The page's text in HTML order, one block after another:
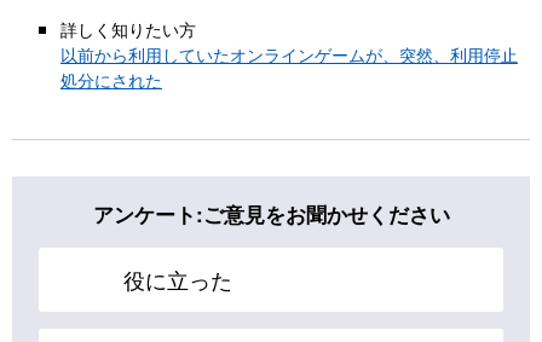
詳しく知りたい方
以前から利用していたオンラインゲームが、突然、利用停止
処分にされた
アンケート:ご意見をお聞かせください
役に立った